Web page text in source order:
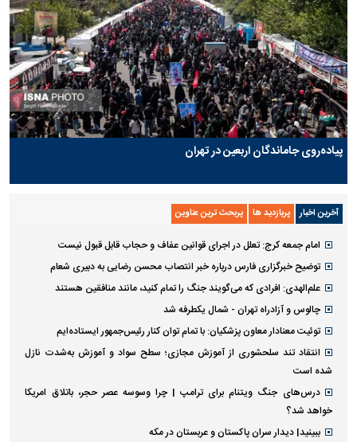
پیاده‌روی جاماندگان اربعین در تهران
آخرین اخبار پربازدید ها پربحث ترین عناوین
امام جمعه کرج: تعلل در اجرای قوانین عفاف و حجاب قابل قبول نیست
توضیح خبرگزاری فارس درباره خبر انتصاب محسن رضایی به دبیری شعام
علم‌الهدی: افرادی که می‌گویند جنگ را تمام کنید، مانند منافقین هستند
چالوس و آزادراه تهران - شمال یکطرفه شد
توئیت معنادار معاون پزشکیان: با تمام توان کنار رئیس‌جمهور ایستاده‌ایم
انتقاد تند سلحشوری از آموزش مجازی؛ سطح سواد و آموزش به‌شدت نازل
شده است
درس‌های جنگ ویتنام برای ترامپ | چرا وسوسه عصر حجر، باتلاق امریکا
خواهد شد؟
ببینید| دیدار سران پاکستان و عربستان در مکه